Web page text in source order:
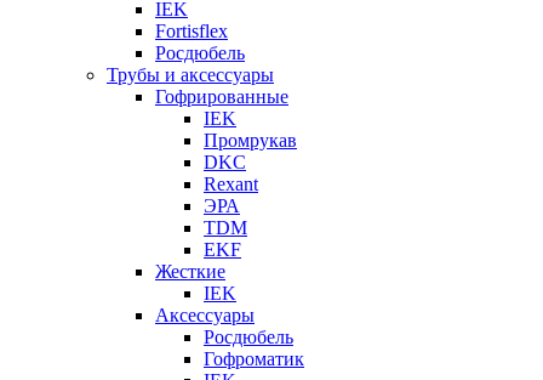
IEK
Fortisflex
Росдюбель
Трубы и аксессуары
Гофрированные
IEK
Промрукав
DKC
Rexant
ЭРА
TDM
EKF
Жесткие
IEK
Аксессуары
Росдюбель
Гофроматик